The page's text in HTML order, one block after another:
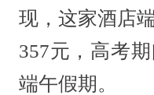
现，这家酒店
357元，高考
端午假期。